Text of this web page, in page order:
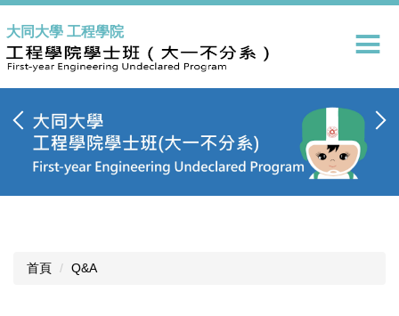
到
主
要
內
區
大同大學 工程學院
首頁 Q&A